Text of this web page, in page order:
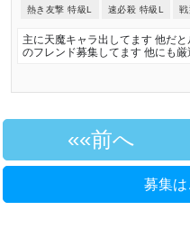
熱き友撃 特級L 速必殺 特級L 戦
主に天魔キャラ出してます 他だ
のフレンド募集してます 他にも
«前へ
募集は